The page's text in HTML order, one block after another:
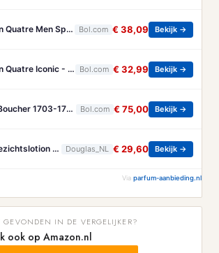
Boucheron Quatre Men Spray - 100 ml - Eau De Toilette Bol.com € 38,09 Bekijk →
Boucheron Quatre Iconic - 50 ml - eau de parfum spray - damesparfum Bol.com € 32,99 Bekijk →
François Boucher 1703-1770 - Brandt, Christa Bol.com € 75,00 Bekijk →
Benefit Gezichtslotion The POREfessional Gezichtstoner Unisex 133ml Douglas_NL € 29,60 Bekijk →
Via parfum-aanbieding.nl
GEVONDEN IN DE VERGELIJKER?
ook op Amazon.nl